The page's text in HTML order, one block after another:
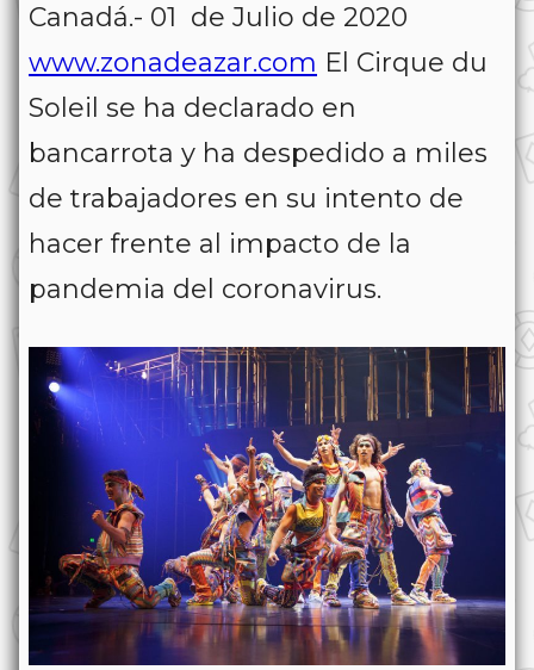
Canadá.- 01 de Julio de 2020
www.zonadeazar.com El Cirque du
Soleil se ha declarado en
bancarrota y ha despedido a miles
de trabajadores en su intento de
hacer frente al impacto de la
pandemia del coronavirus.